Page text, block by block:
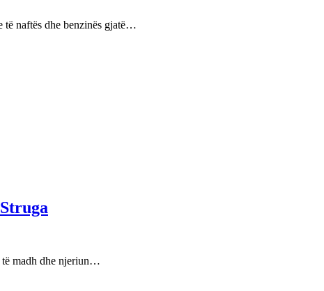
të naftës dhe benzinës gjatë…
të madh dhe njeriun…